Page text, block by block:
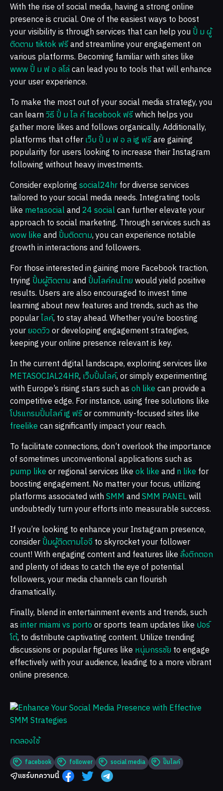
With the rise of social media, having a strong online
presence is crucial. One of the easiest ways to boost
your visibility is through services that can help you ปั้ ม ผู้
ติดตาม tiktok ฟรีand streamline your engagement on
various platforms. Becoming familiar with sites like
www ปั้ ม ฟ อ ลโล่can lead you to tools that will enhance
your user experience.
To make the most out of your social media strategy, you
can learnวิธี ปั้ ม ไล ค์ facebook ฟรีwhich helps you
gather more likes and follows organically. Additionally,
platforms that offerเว็บ ปั้ ม ฟ อ ล ig ฟรีare gaining
popularity for users looking to increase their Instagram
following without heavy investments.
Consider exploringsocial24hrfor diverse services
tailored to your social media needs. Integrating tools
like metasocialand 24 socialcan further elevate your
approach to social marketing. Through services such as
wow likeand ปั้มติดตาม, you can experience notable
growth in interactions and followers.
For those interested in gaining more Facebook traction,
trying ปั้มผู้ติดตามand ปั้มไลค์คนไทยwould yield positive
results. Users are also encouraged to invest time
learning about new features and trends, such as the
popularไลค์, to stay ahead. Whether you’re boosting
yourยอดวิวor developing engagement strategies,
keeping your online presence relevant is key.
In the current digital landscape, exploring services like
METASOCIAL24HR, เว็บปั้มไลค์, or simply experimenting
with Europe’s rising stars such asoh likecan provide a
competitive edge. For instance, using free solutions like
โปรแกรมปั้มไลค์ ig ฟรีor community-focused sites like
freelikecan significantly impact your reach.
To facilitate connections, don’t overlook the importance
of sometimes unconventional applications such as
pump likeor regional services likeok likeand n like for
boosting engagement. No matter your focus, utilizing
platforms associated withSMM andSMM PANELwill
undoubtedly turn your efforts into measurable success.
If you’re looking to enhance your Instagram presence,
considerปั้มผู้ติดตามไอจี to skyrocket your follower
count! With engaging content and features likeลิ้งติกตอก
and plenty of ideas to catch the eye of potential
followers, your media channels can flourish
dramatically.
Finally, blend in entertainment events and trends, such
asinter miami vs portoor sports team updates like ปอร์
โต้, to distribute captivating content. Utilize trending
discussions or popular figures like หนุ่มกรรชัย to engage
effectively with your audience, leading to a more vibrant
online presence.
ทดลองใช้
facebook follower social media ปั๊มไลค์
แชร์บทความนี้